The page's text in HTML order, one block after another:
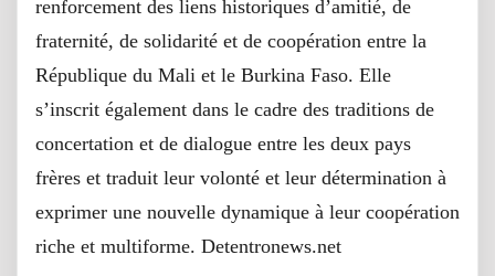
renforcement des liens historiques d’amitié, de
fraternité, de solidarité et de coopération entre la
République du Mali et le Burkina Faso. Elle
s’inscrit également dans le cadre des traditions de
concertation et de dialogue entre les deux pays
frères et traduit leur volonté et leur détermination à
exprimer une nouvelle dynamique à leur coopération
riche et multiforme. Detentronews.net